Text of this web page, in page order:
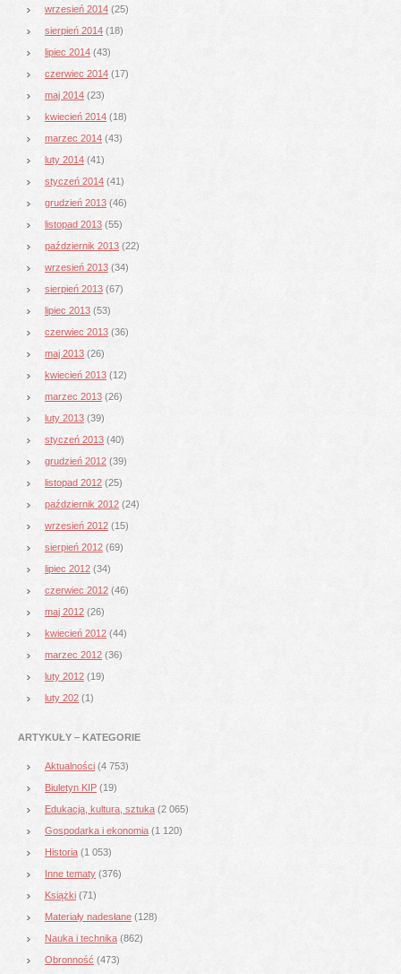
wrzesień 2014 (25)
sierpień 2014 (18)
lipiec 2014 (43)
czerwiec 2014 (17)
maj 2014 (23)
kwiecień 2014 (18)
marzec 2014 (43)
luty 2014 (41)
styczeń 2014 (41)
grudzień 2013 (46)
listopad 2013 (55)
październik 2013 (22)
wrzesień 2013 (34)
sierpień 2013 (67)
lipiec 2013 (53)
czerwiec 2013 (36)
maj 2013 (26)
kwiecień 2013 (12)
marzec 2013 (26)
luty 2013 (39)
styczeń 2013 (40)
grudzień 2012 (39)
listopad 2012 (25)
październik 2012 (24)
wrzesień 2012 (15)
sierpień 2012 (69)
lipiec 2012 (34)
czerwiec 2012 (46)
maj 2012 (26)
kwiecień 2012 (44)
marzec 2012 (36)
luty 2012 (19)
luty 202 (1)
ARTYKUŁY – KATEGORIE
Aktualności (4 753)
Biuletyn KIP (19)
Edukacja, kultura, sztuka (2 065)
Gospodarka i ekonomia (1 120)
Historia (1 053)
Inne tematy (376)
Książki (71)
Materiały nadesłane (128)
Nauka i technika (862)
Obronność (473)